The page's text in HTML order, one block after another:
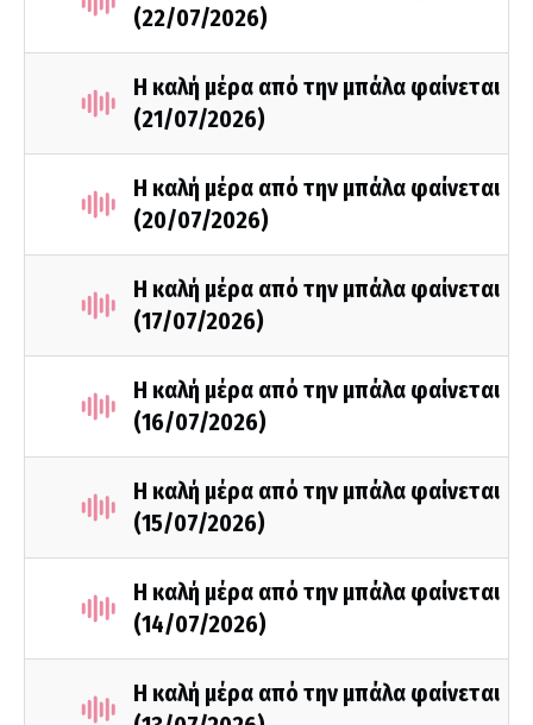
(22/07/2026)
Η καλή μέρα από την μπάλα φαίνεται
(21/07/2026)
Η καλή μέρα από την μπάλα φαίνεται
(20/07/2026)
Η καλή μέρα από την μπάλα φαίνεται
(17/07/2026)
Η καλή μέρα από την μπάλα φαίνεται
(16/07/2026)
Η καλή μέρα από την μπάλα φαίνεται
(15/07/2026)
Η καλή μέρα από την μπάλα φαίνεται
(14/07/2026)
Η καλή μέρα από την μπάλα φαίνεται